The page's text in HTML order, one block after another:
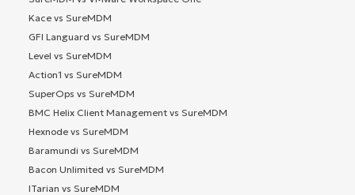
Kace vs SureMDM
GFI Languard vs SureMDM
Level vs SureMDM
Action1 vs SureMDM
SuperOps vs SureMDM
BMC Helix Client Management vs SureMDM
Hexnode vs SureMDM
Baramundi vs SureMDM
Bacon Unlimited vs SureMDM
ITarian vs SureMDM